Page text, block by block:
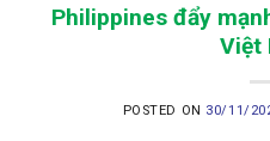
Philippines đẩy
Việt
POSTED ON 30/11/